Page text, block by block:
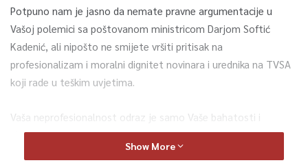
Potpuno nam je jasno da nemate pravne argumentacije u
Vašoj polemici sa poštovanom ministricom Darjom Softić
Kadenić, ali nipošto ne smijete vršiti pritisak na
profesionalizam i moralni dignitet novinara i urednika na TVSA
koji rade u teškim uvjetima.
Vaša neprofesionalnost odraz je samo Vaše bahatosti i
zloupotrebe moći koju Vam omogućava funkcija koju
Show More